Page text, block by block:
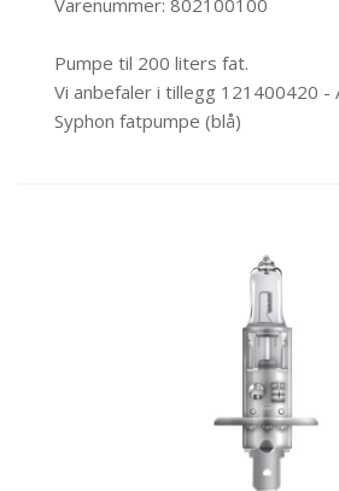
Varenummer: 802100100
Pumpe til 200 liters fat.
Vi anbefaler i tillegg 121400420 -
Syphon fatpumpe (blå)